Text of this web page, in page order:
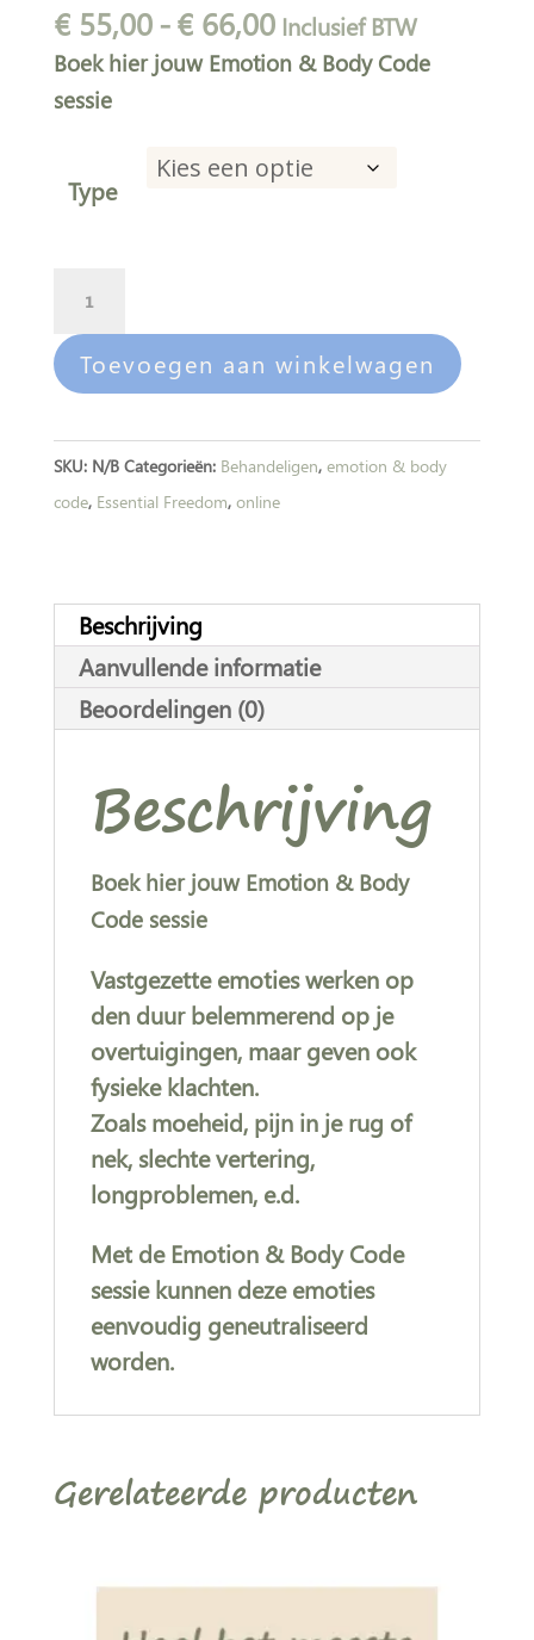
€55,00 -€66,00Prijsklasse:
€ 55,00
Inclusief BTW
Boek hier jouw Emotion & Body Code
sessie
Type
Body
Code
aantal
Toevoegen aan winkelwagen
t
e
n
a
v
e
:
SKU: N/B Categorieën: Behandeligen, emotion & body
code, Essential Freedom, online
Beschrijving
Aanvullende informatie
Beoordelingen (0)
Beschrijving
Boek hier jouw Emotion & Body
Code sessie
Vastgezette emoties werken op
den duur belemmerend op je
overtuigingen, maar geven ook
fysieke klachten.
Zoals moeheid, pijn in je rug of
nek, slechte vertering,
longproblemen, e.d.
Met de Emotion & Body Code
sessie kunnen deze emoties
eenvoudig geneutraliseerd
worden.
Gerelateerde producten